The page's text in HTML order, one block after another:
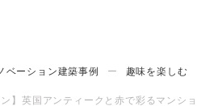
ベーション建築事例 ー
趣味を楽しむ
】英国アンティークと赤で彩るマンショ